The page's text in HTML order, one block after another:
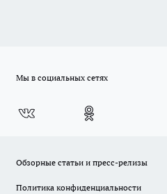
Мы в социальных сетях
Обзорные статьи и пресс-релизы
Политика конфиденциальности